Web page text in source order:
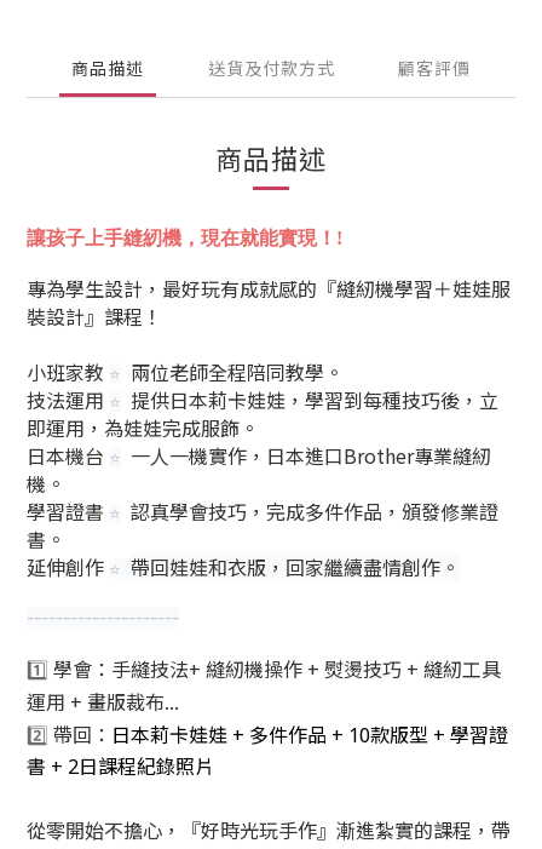
商品描述 送貨及付款方式 顧客評價
商品描述
讓孩子上手縫紉機，現在就能實現！!
專為學生設計，最好玩有成就感的『縫紉機學習＋娃娃服
裝設計』課程！
小班家教 ⭐️ 兩位老師全程陪同教學。
技法運用 ⭐️ 提供日本莉卡娃娃，學習到每種技巧後，立
即運用，為娃娃完成服飾。
日本機台 ⭐️ 一人一機實作，日本進口Brother專業縫紉
機。
學習證書 ⭐️ 認真學會技巧，完成多件作品，頒發修業證
書。
延伸創作 ⭐️ 帶回娃娃和衣版，回家繼續盡情創作。
---------------------
1️⃣ 學會：手縫技法+ 縫紉機操作 + 熨燙技巧 + 縫紉工具
運用 + 畫版裁布...
2️⃣ 帶回： 日本莉卡娃娃 + 多件作品 + 10款版型 + 學習證
書 + 2日課程紀錄照片
從零開始不擔心， 『好時光玩手作』 漸進紮實的課程，帶